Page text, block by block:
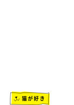
猫が好き